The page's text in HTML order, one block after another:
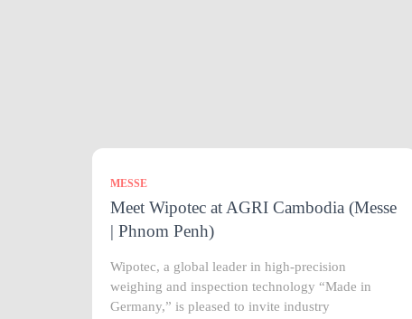
MESSE
Meet Wipotec at AGRI Cambodia (Messe
| Phnom Penh)
Wipotec, a global leader in high-precision
weighing and inspection technology “Made in
Germany,” is pleased to invite industry